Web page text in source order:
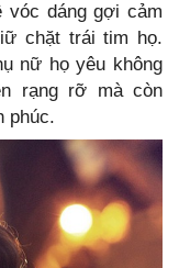
vóc dáng gợi cảm
chặt trái tim họ.
nữ họ yêu không
rạng rỡ mà còn
phúc.